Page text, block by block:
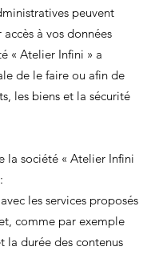
peuvent
à vos données
« Atelier Infini » a
de le faire ou afin de
les biens et la sécurité
la société « Atelier Infini
les services proposés
comme par exemple
la durée des contenus